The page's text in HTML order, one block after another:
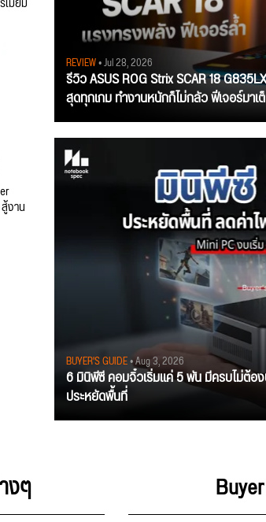
REVIEW• Jul 28, 2026
รีวิว ASUS ROG Strix SCAR 18
สุดทุกเกม ทำงานหนักก็ไม่กลัว ฟีเจอร์มาเ
BUYER'S GUIDE• Aug 3, 2026
6 มินิพีซี คอมจิ๋วเริ่มแค่ 5 พัน มีครบไม่ต้อ
ประหยัดพื้นที่
งาน
งๆ